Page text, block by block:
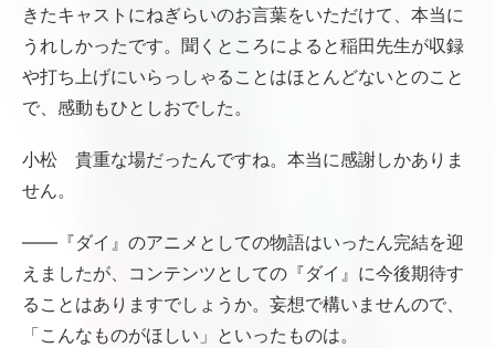
きたキャストにねぎらいのお言葉をいただけて、本当に
うれしかったです。聞くところによると稲田先生が収録
や打ち上げにいらっしゃることはほとんどないとのこと
で、感動もひとしおでした。
小松 貴重な場だったんですね。本当に感謝しかありま
せん。
――『ダイ』のアニメとしての物語はいったん完結を迎
えましたが、コンテンツとしての『ダイ』に今後期待す
ることはありますでしょうか。妄想で構いませんので、
「こんなものがほしい」といったものは。